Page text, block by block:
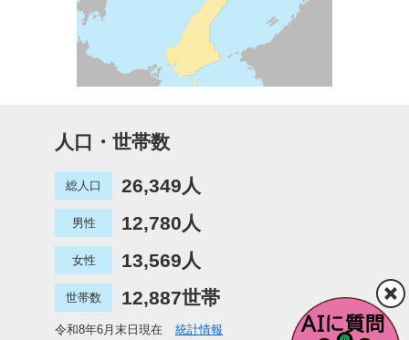
人口・世帯数
総人口 26,349人
男性 12,780人
女性 13,569人
世帯数 12,887世帯
令和8年6月末日現在 統計情報